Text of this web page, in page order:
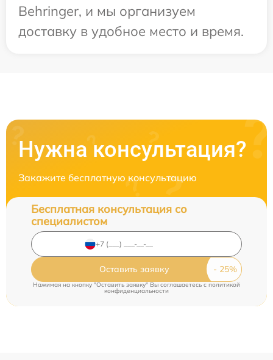
Behringer, и мы организуем
доставку в удобное место и время.
Нужна консультация?
Закажите бесплатную консультацию
Бесплатная консультация со
специалистом
Оставить заявку
Нажимая на кнопку "Оставить заявку" Вы соглашаетесь cполитикой
конфиденциальности